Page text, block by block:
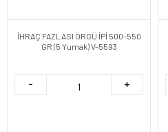
İHRAÇ FAZLASI ÖRGÜ İPİ 500-550
GR (5 Yumak) V-5593